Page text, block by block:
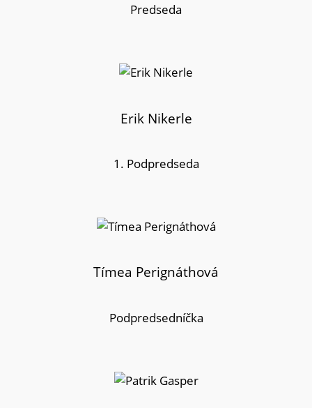
Predseda
Erik Nikerle
1. Podpredseda
Tímea Perignáthová
Podpredsedníčka